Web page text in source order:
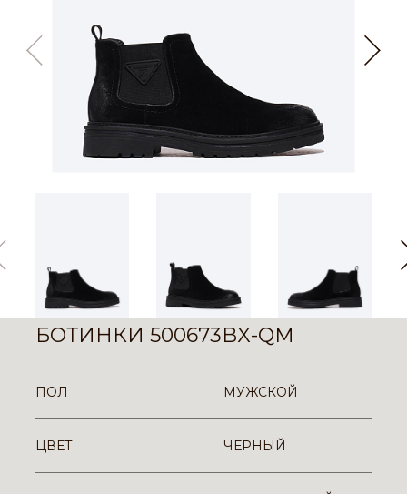
БОТИНКИ 500673BX-QM
ПОЛ МУЖСКОЙ
ЦВЕТ ЧЕРНЫЙ